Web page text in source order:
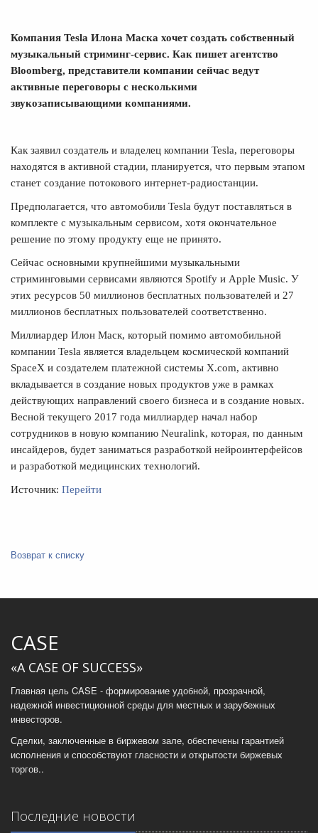
Компания Tesla Илона Маска хочет создать собственный
музыкальный стриминг-сервис. Как пишет агентство
Bloomberg, представители компании сейчас ведут
активные переговоры с несколькими
звукозаписывающими компаниями.
Как заявил создатель и владелец компании Tesla, переговоры
находятся в активной стадии, планируется, что первым этапом
станет создание потокового интернет-радиостанции.
Предполагается, что автомобили Tesla будут поставляться в
комплекте с музыкальным сервисом, хотя окончательное
решение по этому продукту еще не принято.
Сейчас основными крупнейшими музыкальными
стриминговыми сервисами являются Spotify и Apple Music. У
этих ресурсов 50 миллионов бесплатных пользователей и 27
миллионов бесплатных пользователей соответственно.
Миллиардер Илон Маск, который помимо автомобильной
компании Tesla является владельцем космической компаний
SpaceX и создателем платежной системы Х.com, активно
вкладывается в создание новых продуктов уже в рамках
действующих направлений своего бизнеса и в создание новых.
Весной текущего 2017 года миллиардер начал набор
сотрудников в новую компанию Neuralink, которая, по данным
инсайдеров, будет заниматься разработкой нейроинтерфейсов
и разработкой медицинских технологий.
Источник: Перейти
Возврат к списку
CASE
«A CASE OF SUCCESS»
Главная цель CASE - формирование удобной, прозрачной,
надежной инвестиционной среды для местных и зарубежных
инвесторов.
Сделки, заключенные в биржевом зале, обеспечены гарантией
исполнения и способствуют гласности и открытости биржевых
торгов..
Последние новости